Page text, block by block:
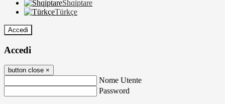
Shqiptare
Türkçe
Accedi
Accedi
button close ×
Nome Utente
Password